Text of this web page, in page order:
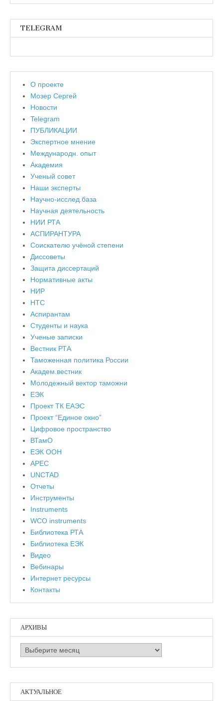
TELEGRAM
О проекте
Мозер Сергей
Новости
Telegram
ПУБЛИКАЦИИ
Экспертное мнение
Международн. опыт
Академия
Ученый совет
Наши эксперты
Научно-исслед.база
Научная деятельность
НИИ РТА
АСПИРАНТУРА
Соискателю учёной степени
Диссоветы
Защита диссертаций
Нормативные акты
НИР
НТС
Аспирантам
Студенты и наука
Ученые записки
Вестник РТА
Таможенная политика России
Академ.вестник
Молодежный вектор таможни
ЕЭК
Проект ТК ЕАЭС
Проект “Единое окно”
Цифровое пространство
ВТамО
ЕЭК ООН
APEC
UNCTAD
Отчеты
Инструменты
Instruments
WCO instruments
Библиотека РТА
Библиотека ЕЭК
Видео
Вебинары
Интернет ресурсы
Контакты
АРХИВЫ
Архивы
АКТУАЛЬНОЕ